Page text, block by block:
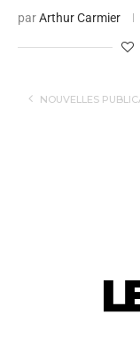
parArthur Carmier
NOUVELLES